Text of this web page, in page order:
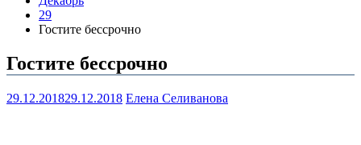
29
Гостите бессрочно
Гостите бессрочно
29.12.201829.12.2018 Елена Селиванова